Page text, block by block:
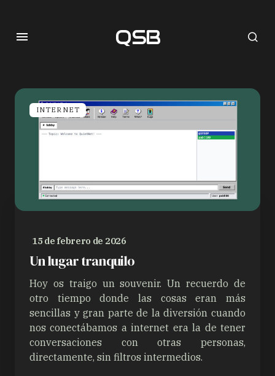
QSB
INTERNET
15 de febrero de 2026
Un lugar tranquilo
Hoy os traigo un souvenir. Un recuerdo de
otro tiempo donde las cosas eran más
sencillas y gran parte de la diversión cuando
nos conectábamos a internet era la de tener
conversaciones con otras personas,
directamente, sin filtros intermedios.